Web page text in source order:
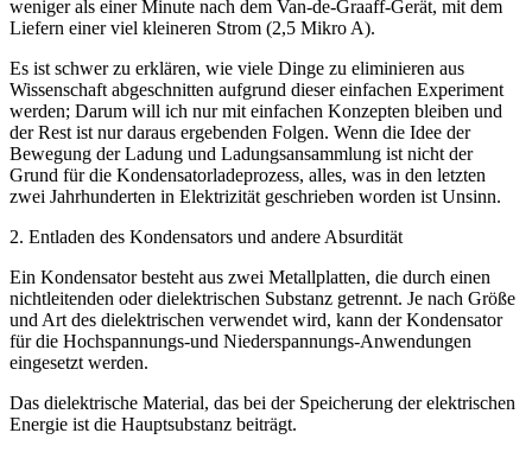
weniger als einer Minute nach dem Van-de-Graaff-Gerät, mit dem
Liefern einer viel kleineren Strom (2,5 Mikro A).
Es ist schwer zu erklären, wie viele Dinge zu eliminieren aus
Wissenschaft abgeschnitten aufgrund dieser einfachen Experiment
werden; Darum will ich nur mit einfachen Konzepten bleiben und
der Rest ist nur daraus ergebenden Folgen. Wenn die Idee der
Bewegung der Ladung und Ladungsansammlung ist nicht der
Grund für die Kondensatorladeprozess, alles, was in den letzten
zwei Jahrhunderten in Elektrizität geschrieben worden ist Unsinn.
2. Entladen des Kondensators und andere Absurdität
Ein Kondensator besteht aus zwei Metallplatten, die durch einen
nichtleitenden oder dielektrischen Substanz getrennt. Je nach Größe
und Art des dielektrischen verwendet wird, kann der Kondensator
für die Hochspannungs-und Niederspannungs-Anwendungen
eingesetzt werden.
Das dielektrische Material, das bei der Speicherung der elektrischen
Energie ist die Hauptsubstanz beiträgt.